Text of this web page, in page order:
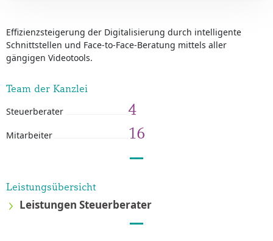
Effizienzsteigerung der Digitalisierung durch intelligente
Schnittstellen und Face-to-Face-Beratung mittels aller
gängigen Videotools.
Team der Kanzlei
Steuerberater 4
Mitarbeiter 16
Leistungsübersicht
Leistungen Steuerberater